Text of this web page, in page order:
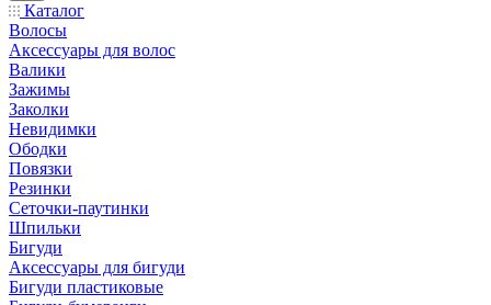
Каталог
Волосы
Аксессуары для волос
Валики
Зажимы
Заколки
Невидимки
Ободки
Повязки
Резинки
Сеточки-паутинки
Шпильки
Бигуди
Аксессуары для бигуди
Бигуди пластиковые